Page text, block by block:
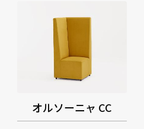
オルソーニャ CC